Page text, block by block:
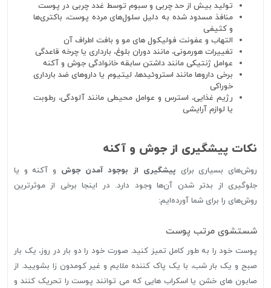
تولید بیش از حد چربی و سبوم توسط غدد چربی در پوست
منافذ مسدود شده به دلیل سلول‌های مرده پوست، باکتری‌ها
و کثیفی
التهاب و عفونت فولیکول های مو و بافت اطراف آن
تغییرات هورمونی، مانند دوران بلوغ، بارداری یا چرخه قاعدگی
عوامل ژنتیکی مانند داشتن سابقه خانوادگی جوش و آکنه
برخی داروها مانند استروئیدها، لیتیوم یا داروهای ضد بارداری
خوراکی
رژیم غذایی، استرس و عوامل محیطی مانند آلودگی، رطوبت
یا لوازم آرایشی
نکات پیشگیری از جوش و آکنه
روش‌های بسیاری برای پیشگیری از بوجود آمدن جوش و آکنه و یا
جلوگیری از بدتر شدن آن‌ها وجود دارد. در اینجا برخی از موثرترین
روش‌های را برای شما آورده‌ایم:
شستشوی مرتب پوست
پوست خود را به طور کامل تمیز کنید. صورت خود را دو بار در روز، یک بار
صبح و یک بار شب، با یک پاک کننده ملایم و غیر کومدون زا بشویید. از
صابون های خشن یا اسکراب هایی که می توانند پوست را تحریک کنند و